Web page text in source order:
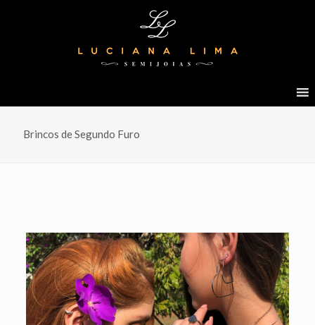
Brincos de Segundo Furo